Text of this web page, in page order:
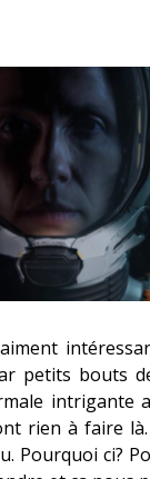
petits bouts
intrigante
rien à faire
Pourquoi ci?